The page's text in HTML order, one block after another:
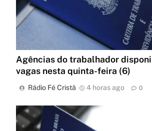
Agências do trabalhador
vagas nesta quinta-feira (6)
Rádio Fé Cristã 4 horas ago 0